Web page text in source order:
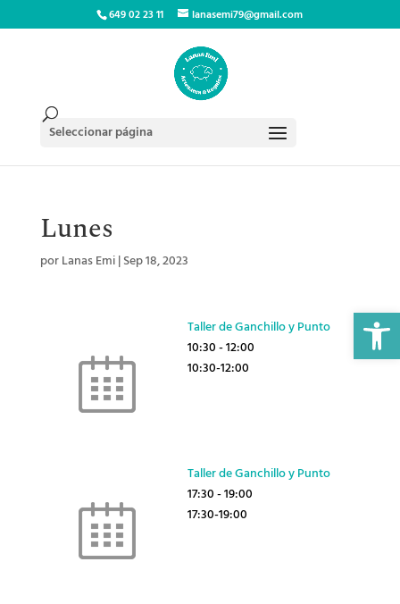
Abrir
649 02 23 11 lanasemi79@gmail.com
Seleccionar página
Lunes
porLanas Emi|Sep 18, 2023
Taller de Ganchillo y Punto
10:30-12:00
10:30-12:00
Taller de Ganchillo y Punto
17:30-19:00
17:30-19:00